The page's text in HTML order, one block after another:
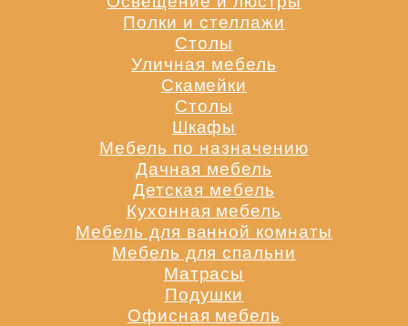
Полки и стеллажи
Столы
Уличная мебель
Скамейки
Столы
Шкафы
Мебель по назначению
Дачная мебель
Детская мебель
Кухонная мебель
Мебель для ванной комнаты
Мебель для спальни
Матрасы
Подушки
Офисная мебель